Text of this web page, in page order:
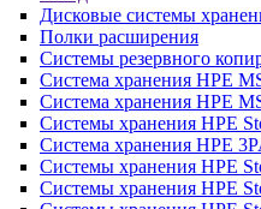
Дисковые системы
Полки расширения
Системы резервного
Система хранения HPE
Система хранения HPE
Системы хранения HPE
Система хранения HPE
Системы хранения HPE
Системы хранения HPE